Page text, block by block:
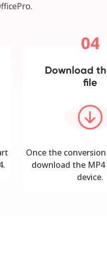
04
Download
file
Once the
download the
device.